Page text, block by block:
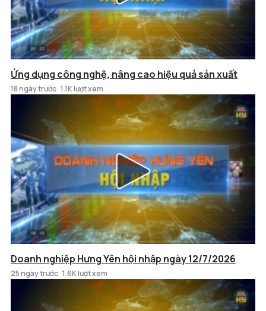
Ứng dụng công nghệ, nâng cao hiệu quả sản xuất
18 ngày trước 1.1K lượt xem
Doanh nghiệp Hưng Yên hội nhập ngày 12/7/2026
25 ngày trước 1.6K lượt xem